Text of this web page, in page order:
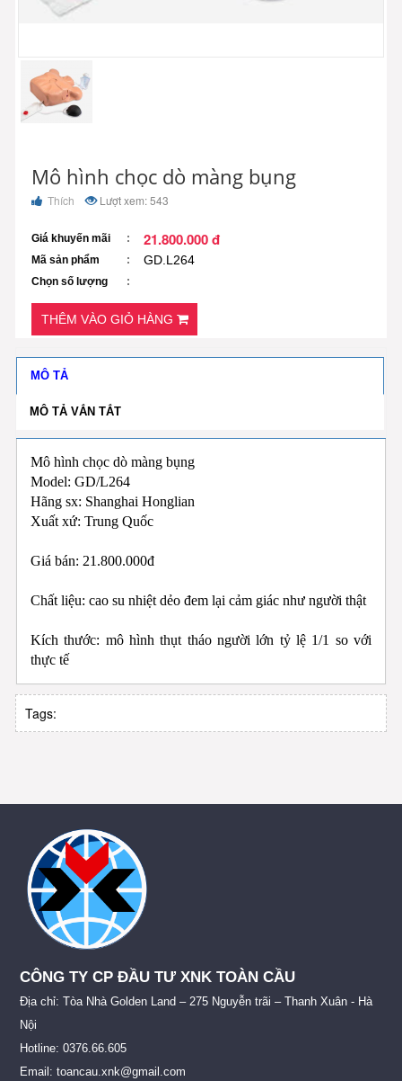
Mô hình chọc dò màng bụng
Thích Lượt xem: 543
Giá khuyến mãi 21.800.000 đ
Mã sản phẩm GD.L264
Chọn số lượng
THÊM VÀO GIỎ HÀNG
MÔ TẢ
MÔ TẢ VẮN TẮT
Mô hình chọc dò màng bụng
Model: GD/L264
Hãng sx: Shanghai Honglian
​Xuất xứ: Trung Quốc
Giá bán: 21.800.000đ
Chất liệu: cao su nhiệt dẻo đem lại cảm giác như người thật
Kích thước: mô hình thụt tháo người lớn tỷ lệ 1/1 so với
thực tế
Tags:
CÔNG TY CP ĐẦU TƯ XNK TOÀN CẦU
Địa chỉ: Tòa Nhà Golden Land – 275 Nguyễn trãi – Thanh Xuân - Hà
Nội
Hotline: 0376.66.605
Email: toancau.xnk@gmail.com